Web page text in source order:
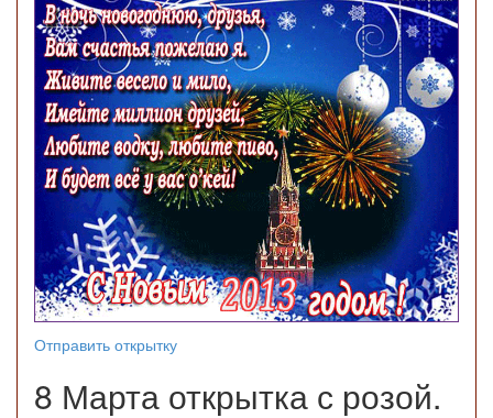
Отправить открытку
8 Марта открытка с розой.